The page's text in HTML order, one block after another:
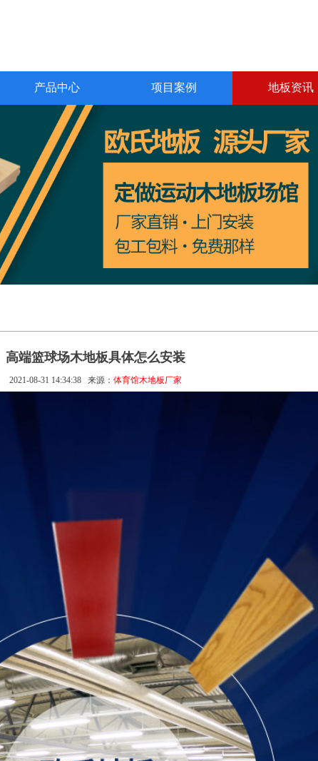
产品中心 项目案例 地板资讯
高端篮球场木地板具体怎么安装
2021-08-31 14:34:38 来源： 体育馆木地板厂家